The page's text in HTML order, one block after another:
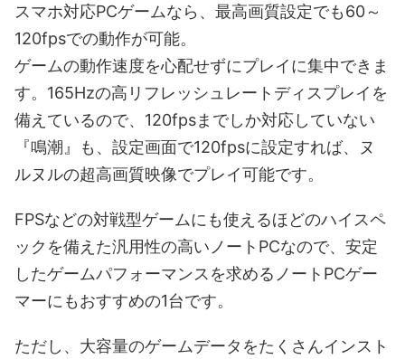
スマホ対応PCゲームなら、最高画質設定でも60～
120fpsでの動作が可能。
ゲームの動作速度を心配せずにプレイに集中できま
す。165Hzの高リフレッシュレートディスプレイを
備えているので、120fpsまでしか対応していない
『鳴潮』も、設定画面で120fpsに設定すれば、ヌ
ルヌルの超高画質映像でプレイ可能です。
FPSなどの対戦型ゲームにも使えるほどのハイスペ
ックを備えた汎用性の高いノートPCなので、安定
したゲームパフォーマンスを求めるノートPCゲー
マーにもおすすめの1台です。
ただし、大容量のゲームデータをたくさんインスト